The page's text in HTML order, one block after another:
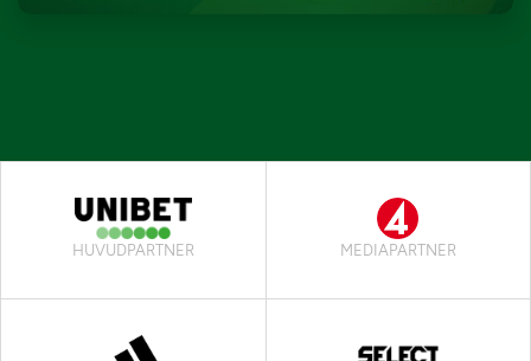
HUVUDPARTNER MEDIAPARTNER